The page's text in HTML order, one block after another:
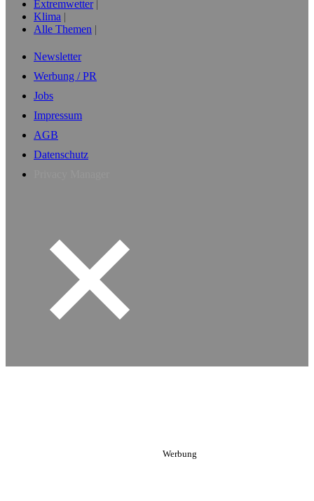
Extremwetter
Klima
Alle Themen
Newsletter
Werbung / PR
Jobs
Impressum
AGB
Datenschutz